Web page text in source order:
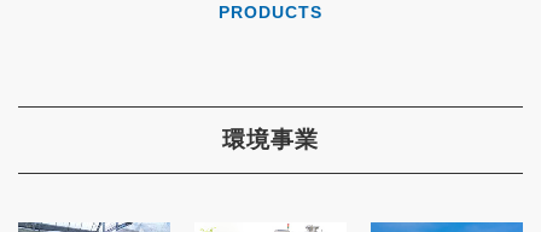
PRODUCTS
環境事業